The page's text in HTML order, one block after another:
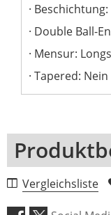
Beschichtung:
Double Ball-
Mensur:
Tapered: Nein
5 Sterne
Vergleichsliste